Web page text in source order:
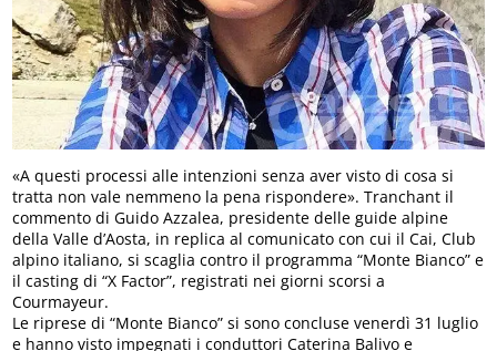
«A questi processi alle intenzioni senza aver visto di cosa si
tratta non vale nemmeno la pena rispondere». Tranchant il
commento di Guido Azzalea, presidente delle guide alpine
della Valle d’Aosta, in replica al comunicato con cui il Cai, Club
alpino italiano, si scaglia contro il programma “Monte Bianco” e
il casting di “X Factor”, registrati nei giorni scorsi a
Courmayeur.
Le riprese di “Monte Bianco” si sono concluse venerdì 31 luglio
e hanno visto impegnati i conduttori Caterina Balivo e